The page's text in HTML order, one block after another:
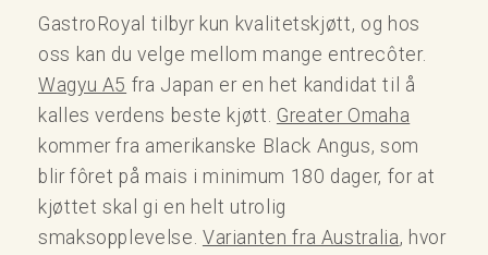
GastroRoyal tilbyr kun kvalitetskjøtt, og hos
oss kan du velge mellom mange entrecôter.
Wagyu A5 fra Japan er en het kandidat til å
kalles verdens beste kjøtt. Greater Omaha
kommer fra amerikanske Black Angus, som
blir fôret på mais i minimum 180 dager, for at
kjøttet skal gi en helt utrolig
smaksopplevelse. Varianten fra Australia, hvor